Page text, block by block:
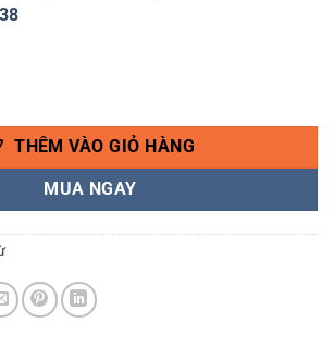
1 - Than Sạch Trường Sang số lượng
THÊM VÀO GIỎ HÀNG
MUA NGAY